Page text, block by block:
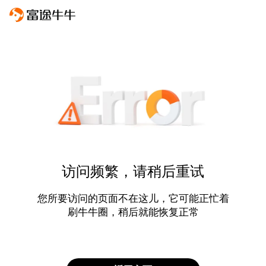
访问频繁，请稍后重试
您所要访问的页面不在这儿，它可能正忙着
刷牛牛圈，稍后就能恢复正常